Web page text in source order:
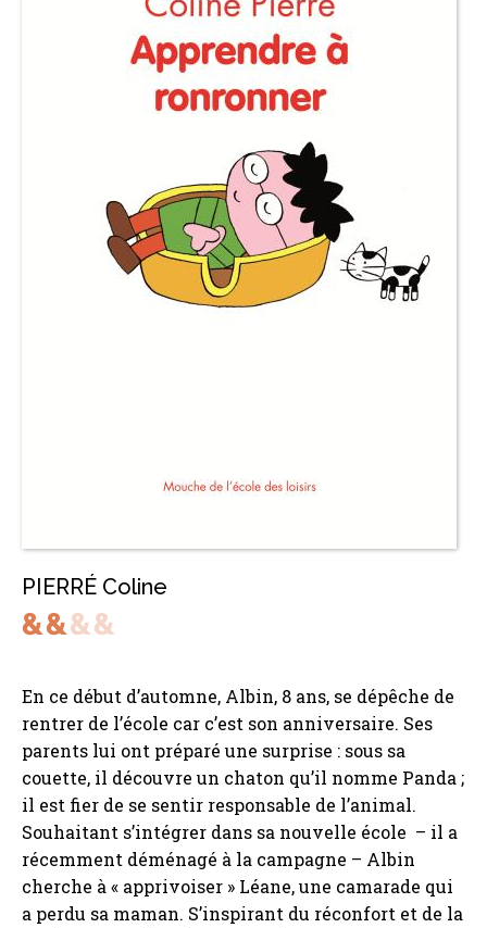
PIERRÉ Coline
En ce début d’automne, Albin, 8 ans, se dépêche de
rentrer de l’école car c’est son anniversaire. Ses
parents lui ont préparé une surprise : sous sa
couette, il découvre un chaton qu’il nomme Panda ;
il est fier de se sentir responsable de l’animal.
Souhaitant s’intégrer dans sa nouvelle école – il a
récemment déménagé à la campagne – Albin
cherche à « apprivoiser » Léane, une camarade qui
a perdu sa maman. S’inspirant du réconfort et de la